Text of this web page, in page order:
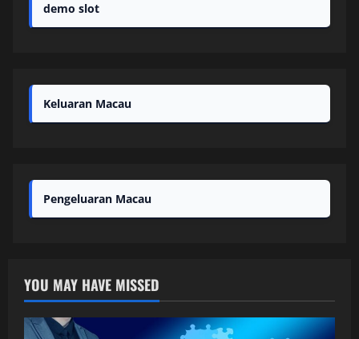
demo slot
Keluaran Macau
Pengeluaran Macau
YOU MAY HAVE MISSED